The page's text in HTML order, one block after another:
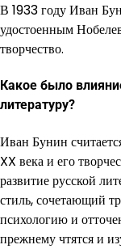
В 1933 году Иван
удостоенным
творчество.
Какое было
литературу?
Иван Бунин
XX века и его
развитие русской
стиль, сочетающий
психологию и
прежнему чтятся и